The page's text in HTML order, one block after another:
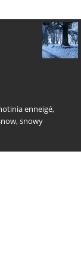
enneigé,
,snowy